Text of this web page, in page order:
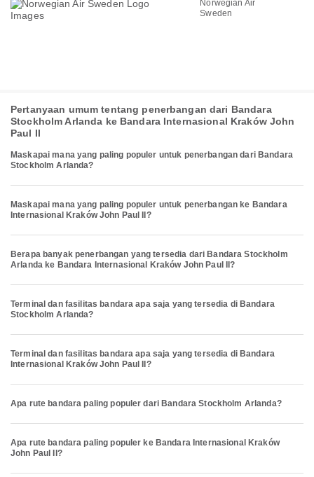
Norwegian Air
Sweden
Pertanyaan umum tentang penerbangan dari Bandara
Stockholm Arlanda ke Bandara Internasional Kraków John
Paul II
Maskapai mana yang paling populer untuk penerbangan dari Bandara
Stockholm Arlanda?
Maskapai mana yang paling populer untuk penerbangan ke Bandara
Internasional Kraków John Paul II?
Berapa banyak penerbangan yang tersedia dari Bandara Stockholm
Arlanda ke Bandara Internasional Kraków John Paul II?
Terminal dan fasilitas bandara apa saja yang tersedia di Bandara
Stockholm Arlanda?
Terminal dan fasilitas bandara apa saja yang tersedia di Bandara
Internasional Kraków John Paul II?
Apa rute bandara paling populer dari Bandara Stockholm Arlanda?
Apa rute bandara paling populer ke Bandara Internasional Kraków
John Paul II?